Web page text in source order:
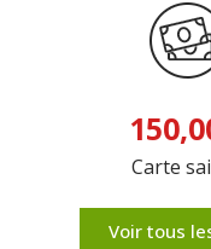
Carte
Voir tous